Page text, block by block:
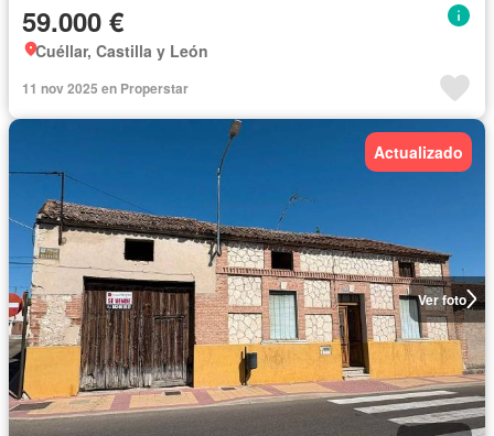
59.000 €
Cuéllar, Castilla y León
11 nov 2025 en Properstar
Ver foto
Actualizado